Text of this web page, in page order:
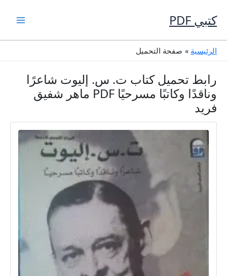
إلى
المحتوى
كتبي PDF
الرئيسية صفحة التحميل
رابط تحميل كتاب ت. س. إليوت شاعرًا
وناقدًا وكاتبًا مسرحيًا PDF ماهر شفيق
فريد